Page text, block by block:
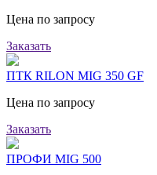
Цена по запросу
Заказать
ПТК RILON MIG 350 GF
Цена по запросу
Заказать
ПРОФИ MIG 500